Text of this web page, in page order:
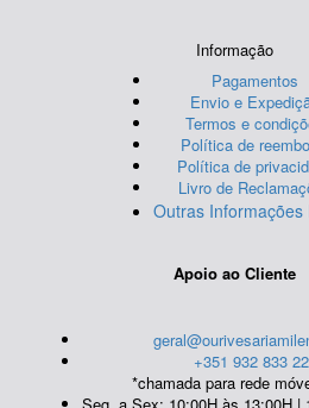
Informação
Pagamentos
Envio e
Termos e
Política de
Política de
Livro de
Outras Informações
Apoio ao Cliente
+351 932 833
*chamada para rede
Seg. a Sex: 10:00H às 13:00H |